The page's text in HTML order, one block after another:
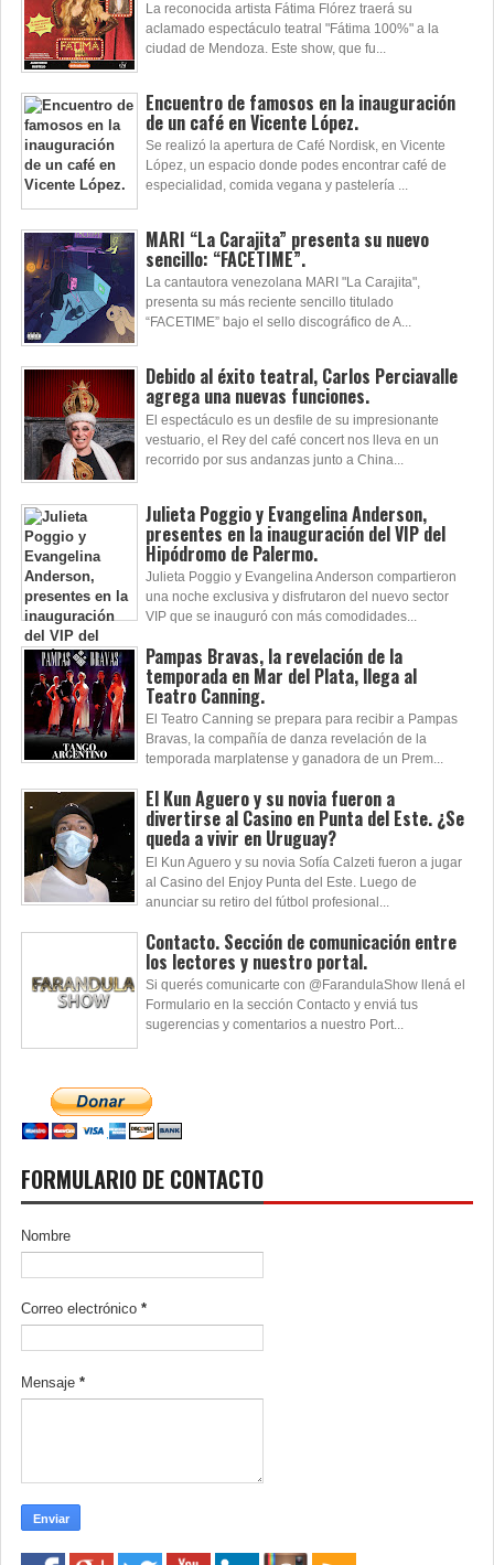
La reconocida artista Fátima Flórez traerá su
aclamado espectáculo teatral "Fátima 100%" a la
ciudad de Mendoza. Este show, que fu...
Encuentro de famosos en la inauguración
de un café en Vicente López.
Se realizó la apertura de Café Nordisk, en Vicente
López, un espacio donde podes encontrar café de
especialidad, comida vegana y pastelería ...
MARI “La Carajita” presenta su nuevo
sencillo: “FACETIME”.
La cantautora venezolana MARI "La Carajita",
presenta su más reciente sencillo titulado
“FACETIME” bajo el sello discográfico de A...
Debido al éxito teatral, Carlos Perciavalle
agrega una nuevas funciones.
El espectáculo es un desfile de su impresionante
vestuario, el Rey del café concert nos lleva en un
recorrido por sus andanzas junto a China...
Julieta Poggio y Evangelina Anderson,
presentes en la inauguración del VIP del
Hipódromo de Palermo.
Julieta Poggio y Evangelina Anderson compartieron
una noche exclusiva y disfrutaron del nuevo sector
VIP que se inauguró con más comodidades...
Pampas Bravas, la revelación de la
temporada en Mar del Plata, llega al
Teatro Canning.
El Teatro Canning se prepara para recibir a Pampas
Bravas, la compañía de danza revelación de la
temporada marplatense y ganadora de un Prem...
El Kun Aguero y su novia fueron a
divertirse al Casino en Punta del Este. ¿Se
queda a vivir en Uruguay?
El Kun Aguero y su novia Sofía Calzeti fueron a jugar
al Casino del Enjoy Punta del Este. Luego de
anunciar su retiro del fútbol profesional...
Contacto. Sección de comunicación entre
los lectores y nuestro portal.
Si querés comunicarte con @FarandulaShow llená el
Formulario en la sección Contacto y enviá tus
sugerencias y comentarios a nuestro Port...
FORMULARIO DE CONTACTO
Nombre
Correo electrónico *
Mensaje *